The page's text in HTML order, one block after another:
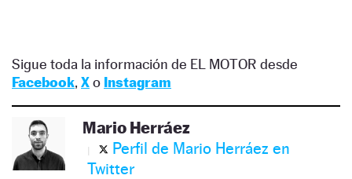
Sigue toda la información de EL MOTOR desde
Facebook, Xo Instagram
Mario Herráez
Perfil de Mario Herráez en
Twitter